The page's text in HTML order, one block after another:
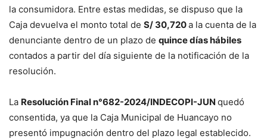
la consumidora. Entre estas medidas, se dispuso que la
Caja devuelva el monto total de S/ 30,720a la cuenta de la
denunciante dentro de un plazo de quince días hábiles
contados a partir del día siguiente de la notificación de la
resolución.
La Resolución Final n°682-2024/INDECOPI-JUN quedó
consentida, ya que la Caja Municipal de Huancayo no
presentó impugnación dentro del plazo legal establecido.